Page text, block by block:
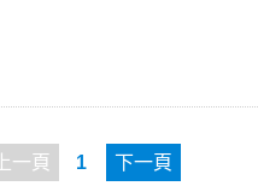
上一頁 1 下一頁